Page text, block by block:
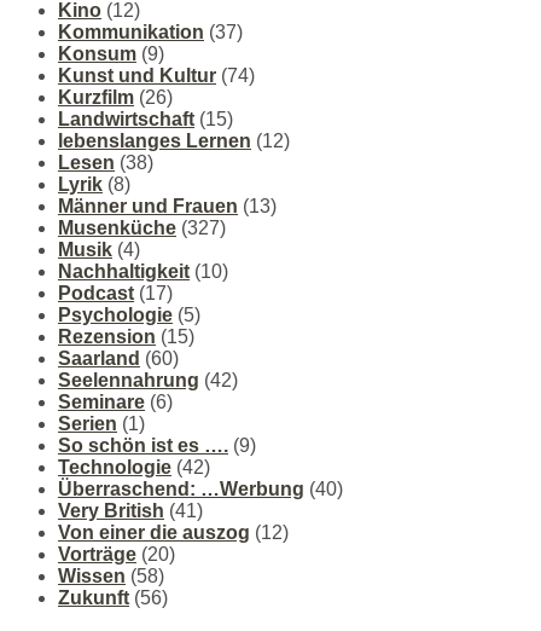
Kino (12)
Kommunikation (37)
Konsum (9)
Kunst und Kultur (74)
Kurzfilm (26)
Landwirtschaft (15)
lebenslanges Lernen (12)
Lesen (38)
Lyrik (8)
Männer und Frauen (13)
Musenküche (327)
Musik (4)
Nachhaltigkeit (10)
Podcast (17)
Psychologie (5)
Rezension (15)
Saarland (60)
Seelennahrung (42)
Seminare (6)
Serien (1)
So schön ist es …. (9)
Technologie (42)
Überraschend: …Werbung (40)
Very British (41)
Von einer die auszog (12)
Vorträge (20)
Wissen (58)
Zukunft (56)